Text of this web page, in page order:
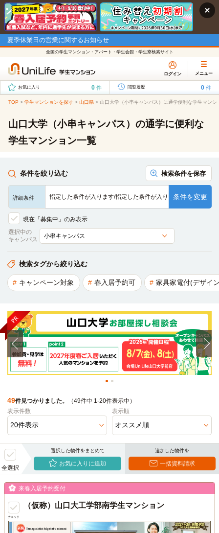
夏季休業日の営業に関するお知らせ
全国の学生マンション・アパート・学生会館・学生寮検索サイト
ログイン メニュー
お気に入り 0 件 閲覧履歴 0 件
TOP > 学生マンションを探す > 山口県 > 山口大学（小串キャンパス）に通学便利な学生マンシ
山口大学（小串キャンパス）の通学に便利な
学生マンション一覧
条件を絞り込む 検索条件を保存
詳細条件 指定した条件が入ります/指定した条件が入ります/指定した条…
条件を変更
現在「募集中」のみ表示
選択中の
キャンパス
検索タグから絞り込む
キャンペーン対象 春入居予約可 家具家電付(デザイ
49件見つかりました。
（49件中 1-20件表示中）
表示件数
表示順
全選択
選択した物件をまとめて
お気に入りに追加
追加した物件を
一括資料請求
チェック
来春入居予約受付
（仮称）山口大工学部南学生マンション